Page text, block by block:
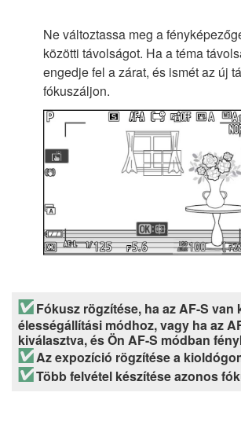
Ne változtassa meg a
közötti távolságot. Ha a téma
engedje fel a zárat, és ismét az új
fókuszáljon.
Fókusz rögzítése, ha az AF-S van
élességállítási módhoz, vagy ha az
kiválasztva, és Ön AF-S módban
Az expozíció rögzítése a
Több felvétel készítése azonos